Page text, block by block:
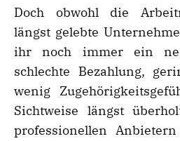
Doch obwohl die
längst gelebte
ihr noch immer ein
schlechte Bezahlung,
wenig
Sichtweise längst
professionellen